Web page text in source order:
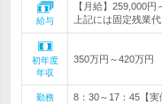
給与
【月給】259,000
上記には固定残業
初年度
年収
350万円～420万円
勤務
8：30～17：45【実